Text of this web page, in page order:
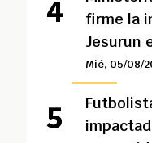
firme la
Jesurun
Mié, 05/08/